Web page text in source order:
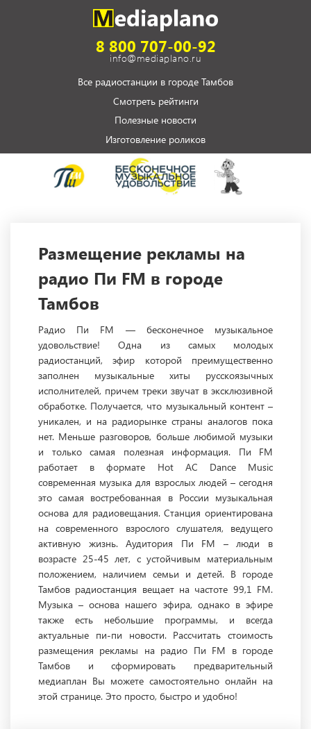
8 800 707-00-92
info@mediaplano.ru
Все радиостанции в городе Тамбов
Смотреть рейтинги
Полезные новости
Изготовление роликов
Размещение рекламы на
радио Пи FM в городе
Тамбов
Радио Пи FM — бесконечное музыкальное
удовольствие! Одна из самых молодых
радиостанций, эфир которой преимущественно
заполнен музыкальные хиты русскоязычных
исполнителей, причем треки звучат в эксклюзивной
обработке. Получается, что музыкальный контент –
уникален, и на радиорынке страны аналогов пока
нет. Меньше разговоров, больше любимой музыки
и только самая полезная информация. Пи FM
работает в формате Hot AC Dance Music
современная музыка для взрослых людей – сегодня
это самая востребованная в России музыкальная
основа для радиовещания. Станция ориентирована
на современного взрослого слушателя, ведущего
активную жизнь. Аудитория Пи FM – люди в
возрасте 25-45 лет, с устойчивым материальным
положением, наличием семьи и детей. В городе
Тамбов радиостанция вещает на частоте 99,1 FM.
Музыка – основа нашего эфира, однако в эфире
также есть небольшие программы, и всегда
актуальные пи-пи новости. Рассчитать стоимость
размещения рекламы на радио Пи FM в городе
Тамбов и сформировать предварительный
медиаплан Вы можете самостоятельно онлайн на
этой странице. Это просто, быстро и удобно!